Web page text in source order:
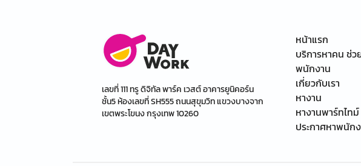
เลขที่ 111 ทรู ดิจิทัล พาร์ค เวสต์ อาคารยูนิคอร์น
ชั้น5 ห้องเลขที่ SH555 ถนนสุขุมวิท แขวงบางจาก
เขตพระโขนง กรุงเทพ 10260
หน้าแรก
บริการหาคน ช่ว
พนักงาน
เกี่ยวกับเรา
หางาน
หางานพาร์ทไทม์
ประกาศหาพนัก